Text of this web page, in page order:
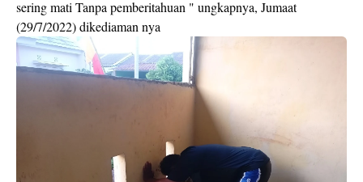
sering mati Tanpa pemberitahuan " ungkapnya, Jumaat
(29/7/2022) dikediaman nya